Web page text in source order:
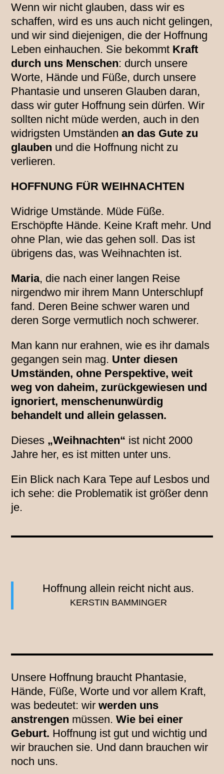
Wenn wir nicht glauben, dass wir es
schaffen, wird es uns auch nicht gelingen,
und wir sind diejenigen, die der Hoffnung
Leben einhauchen. Sie bekommt Kraft
durch uns Menschen: durch unsere
Worte, Hände und Füße, durch unsere
Phantasie und unseren Glauben daran,
dass wir guter Hoffnung sein dürfen. Wir
sollten nicht müde werden, auch in den
widrigsten Umständenan das Gute zu
glauben und die Hoffnung nicht zu
verlieren.
HOFFNUNG FÜR WEIHNACHTEN
Widrige Umstände. Müde Füße.
Erschöpfte Hände. Keine Kraft mehr. Und
ohne Plan, wie das gehen soll. Das ist
übrigens das, was Weihnachten ist.
Maria, die nach einer langen Reise
nirgendwo mir ihrem Mann Unterschlupf
fand. Deren Beine schwer waren und
deren Sorge vermutlich noch schwerer.
Man kann nur erahnen, wie es ihr damals
gegangen sein mag. Unter diesen
Umständen, ohne Perspektive, weit
weg von daheim, zurückgewiesen und
ignoriert, menschenunwürdig
behandelt und allein gelassen.
Dieses „Weihnachten“ ist nicht 2000
Jahre her, es ist mitten unter uns.
Ein Blick nach Kara Tepe auf Lesbos und
ich sehe: die Problematik ist größer denn
je.
Hoffnung allein reicht nicht aus.
KERSTIN BAMMINGER
Unsere Hoffnung braucht Phantasie,
Hände, Füße, Worte und vor allem Kraft,
was bedeutet: wirwerden uns
anstrengen müssen.Wie bei einer
Geburt. Hoffnung ist gut und wichtig und
wir brauchen sie. Und dann brauchen wir
noch uns.